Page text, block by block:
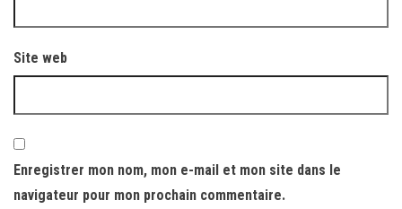
Site web
Enregistrer mon nom, mon e-mail et mon site dans le
navigateur pour mon prochain commentaire.